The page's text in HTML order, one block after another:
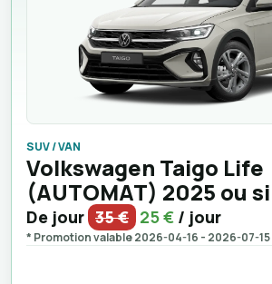
SUV / VAN
Volkswagen Taigo Life
(AUTOMAT) 2025 ou
De jour 35 € 25 € / jour
* Promotion valable 2026-04-16 - 2026-07-15